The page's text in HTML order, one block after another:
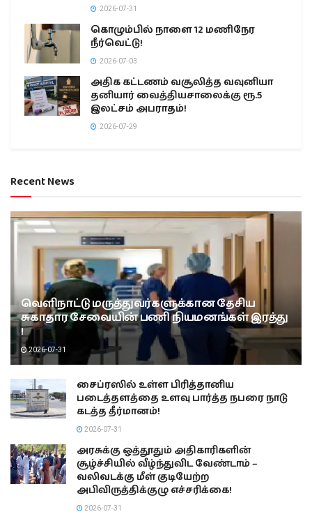
2026-07-31
கொழும்பில் நாளை 12 மணிநேர
நீர்வெட்டு!
2026-07-03
அதிக கட்டணம் வசூலித்த வவுனியா
தனியார் வைத்தியசாலைக்கு ரூ.5
இலட்சம் அபராதம்!
2026-07-29
Recent News
வெளிநாட்டு மருத்துவர்களுக்கான தேசிய
சுகாதார சேவையின் பணி நியமனங்கள் இரத்து
!
2026-07-31
சைப்ரஸில் உள்ள பிரித்தானிய
படைத்தளத்தை உளவு பார்த்த நபரை நாடு
கடத்த தீர்மானம்!
2026-07-31
அரசுக்கு ஒத்தூதும் அதிகாரிகளின்
சூழ்ச்சியில் வீழ்ந்துவிட வேண்டாம் –
வலிவடக்கு மீள் குடியேற்ற
அபிவிருத்திக்குழு எச்சரிக்கை!
2026-07-31